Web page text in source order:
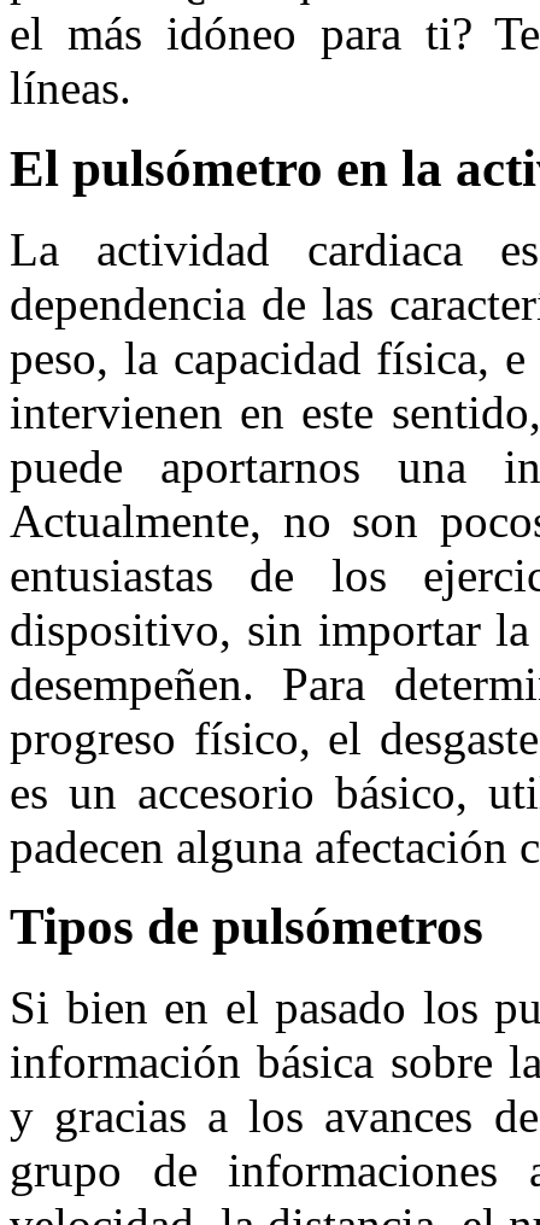
el más idóneo para ti?
líneas.
El pulsómetro en la
La actividad cardiaca
dependencia de las
peso, la capacidad física,
intervienen en este
puede aportarnos una
Actualmente, no son
entusiastas de los
dispositivo, sin importar
desempeñen. Para
progreso físico, el
es un accesorio básico,
padecen alguna afectación
Tipos de pulsómetros
Si bien en el pasado los
información básica sobre
y gracias a los avances
grupo de